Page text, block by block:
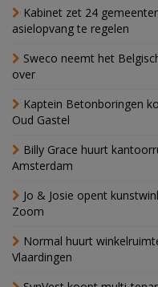
Kabinet zet 24
asielopvang te regelen
Sweco neemt het
over
Kaptein Betonboringen
Oud Gastel
Billy Grace huurt
Amsterdam
Jo & Josie opent
Zoom
Normal huurt
Vlaardingen